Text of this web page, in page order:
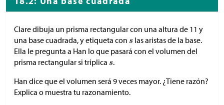
Clare dibuja un prisma rectangular con una altura de 11 y
una base cuadrada, y etiqueta con
las aristas de la base.
Ella le pregunta a Han lo que pasará con el volumen del
prisma rectangular si triplica
.
Han dice que el volumen será 9 veces mayor. ¿Tiene razón?
Explica o muestra tu razonamiento.